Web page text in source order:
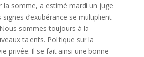
la somme, a estimé mardi un juge
signes d’exubérance se multiplient
sommes toujours à la
talents. Politique sur la
privée. Il se fait ainsi une bonne